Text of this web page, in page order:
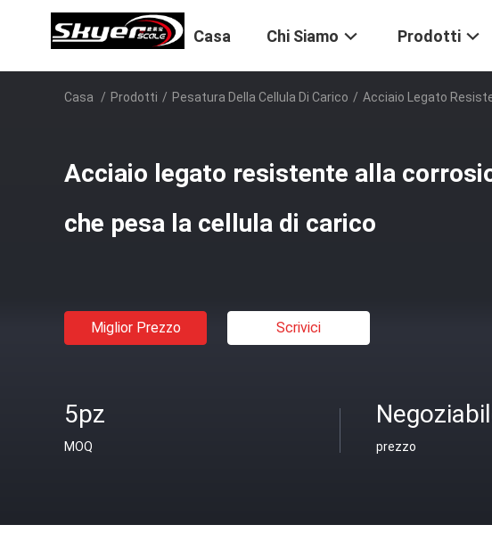
Casa Chi Siamo Prodotti
Casa / Prodotti / Pesatura Della Cellula Di Carico / Acciaio Legato
Acciaio legato resistente alla
che pesa la cellula di carico
Miglior Prezzo Scrivici
5pz
MOQ prezzo